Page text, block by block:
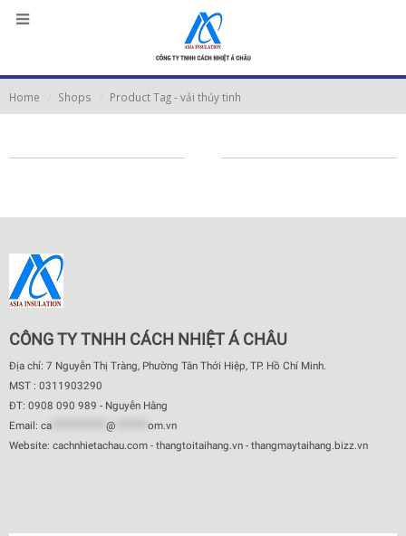
Home Shops Product Tag -vải thủy tinh
CÔNG TY TNHH CÁCH NHIỆT Á CHÂU
Địa chỉ: 7 Nguyễn Thị Tràng, Phường Tân Thới Hiệp, TP. Hồ Chí Minh.
MST : 0311903290
ĐT: 0908 090 989 - Nguyễn Hằng
Email: ca @
om.vn
Website: cachnhietachau.com - thangtoitaihang.vn - thangmaytaihang.bizz.vn